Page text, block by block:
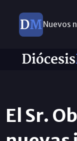
Nuevos
El Sr.